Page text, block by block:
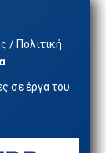
/ Πολιτική
σε έργα του